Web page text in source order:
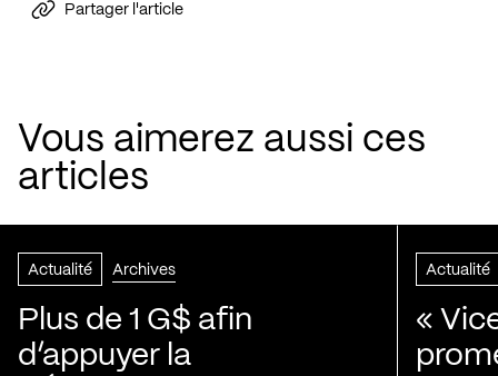
Partager l'article
Vous aimerez aussi ces
articles
Actualité Archives
Plus de 1 G$ afin
d’appuyer la
Actualité
«